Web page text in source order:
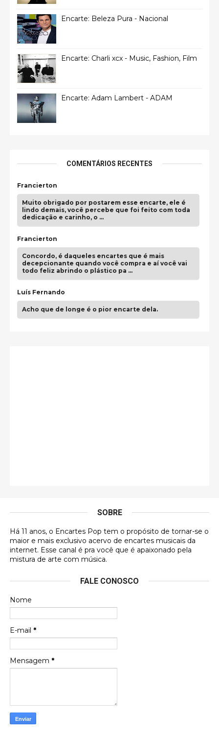
Encarte: Beleza Pura - Nacional
Encarte: Charli xcx - Music, Fashion, Film
Encarte: Adam Lambert - ADAM
COMENTÁRIOS RECENTES
Francierton
Muito obrigado por postarem esse encarte, ele é
lindo demais, você percebe que foi feito com toda
dedicação e carinho, o …
Francierton
Concordo, é daqueles encartes que é mais
decepcionante quando você compra e aí você vai
todo feliz abrindo o plástico pa …
Luís Fernando
Acho que de longe é o pior encarte dela.
DVD MIDINHO
Francierton
futuras aquisições, e olhando o encarte aqui, me
Francierton
Espero que tenham sentido minha falta, informo
que estou de volta para trazer mais contribuições
SOBRE
Há 11 anos, o Encartes Pop tem o propósito de tornar-se o
maior e mais exclusivo acervo de encartes musicais da
internet. Esse canal é pra você que é apaixonado pela
mistura de arte com música.
FALE CONOSCO
Nome
E-mail *
Mensagem *